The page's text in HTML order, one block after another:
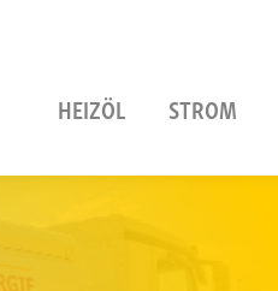
HEIZÖL STROM